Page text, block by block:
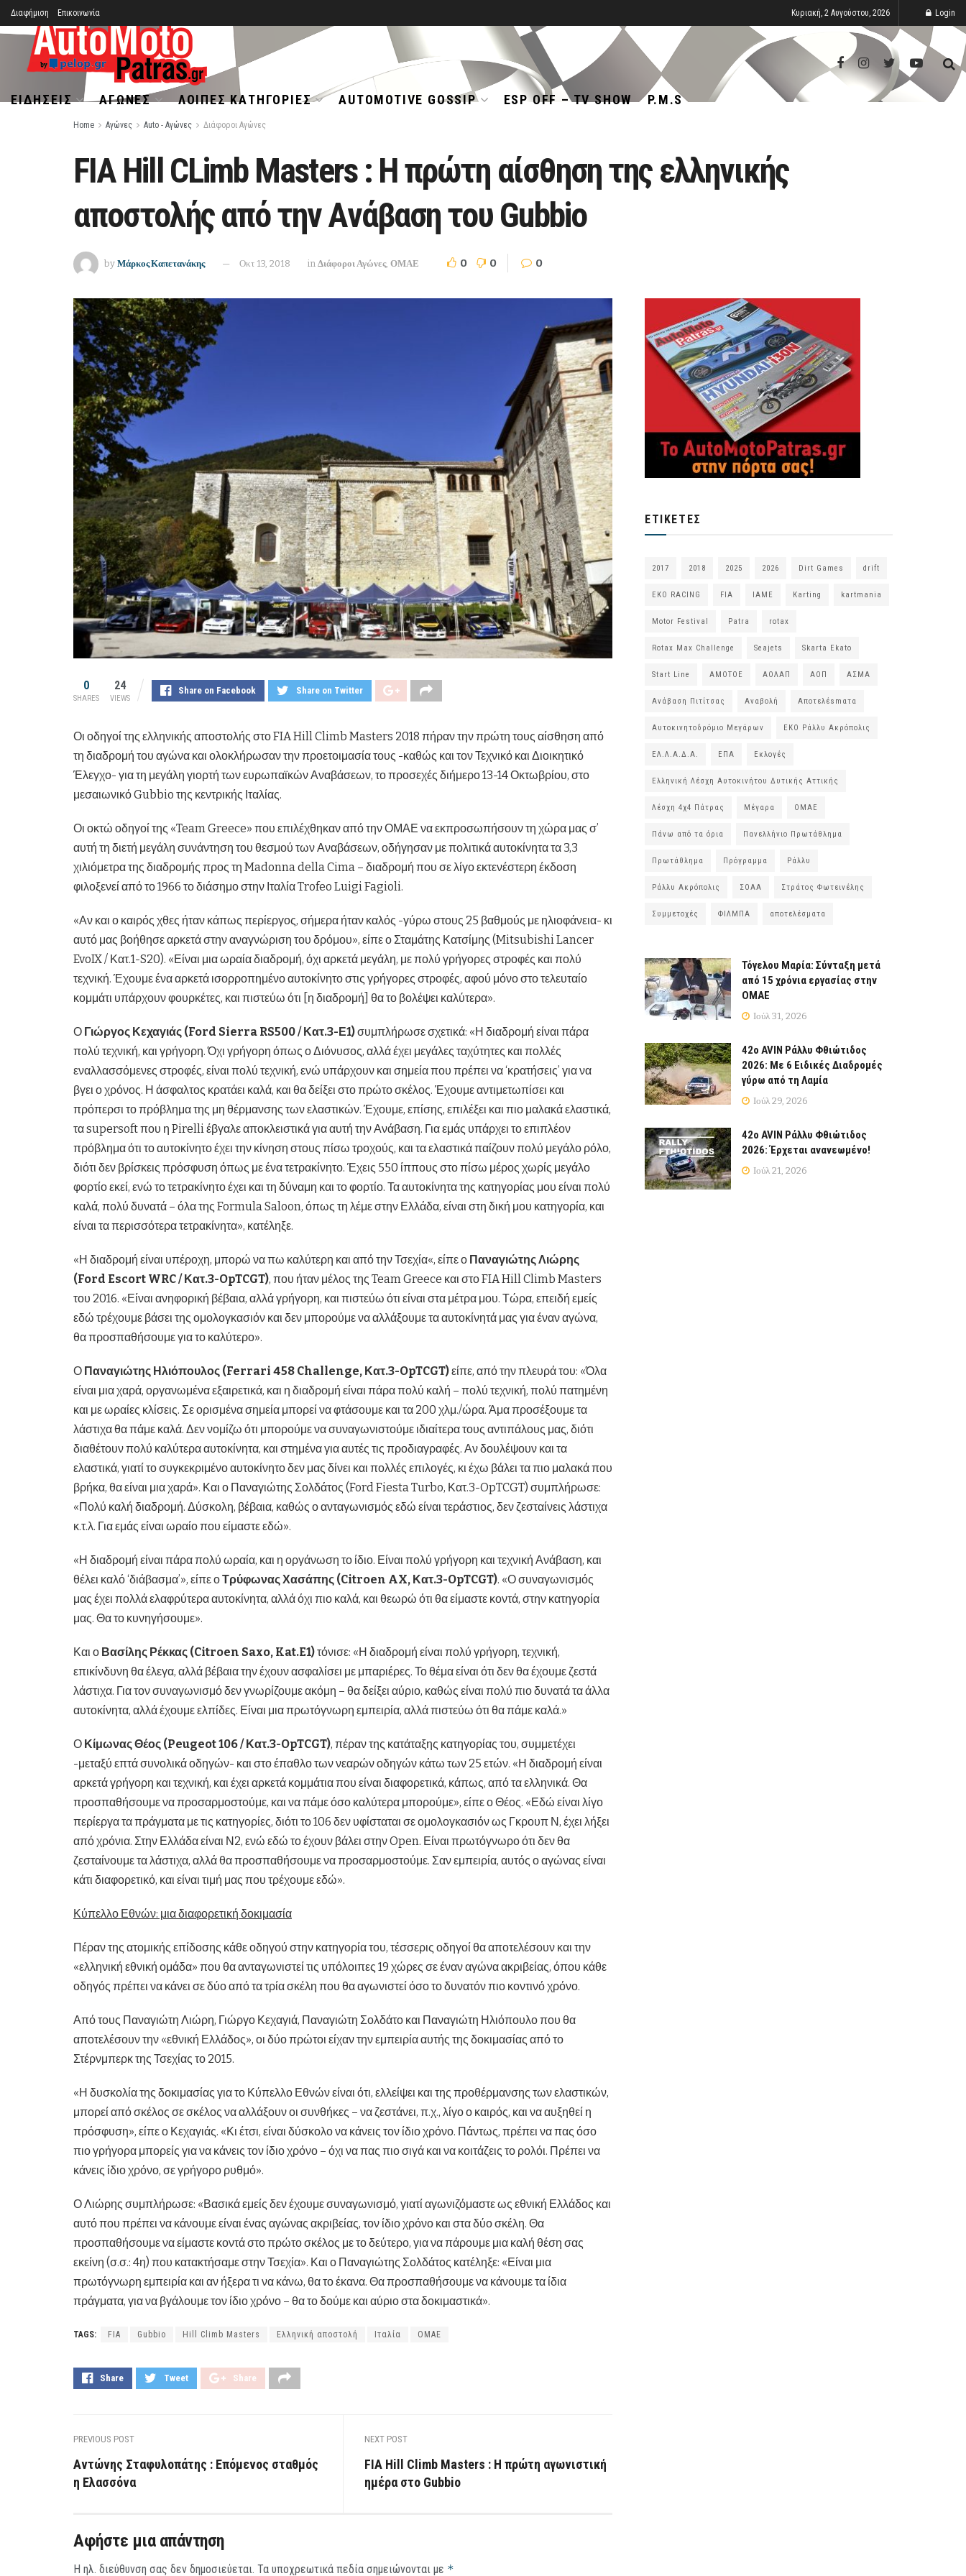
Διαφήμιση Επικοινωνία Κυριακή, 2 Αυγούστου, 2026 Login
ΕΙΔΉΣΕΙΣ ΑΓΏΝΕΣ ΛΟΙΠΈΣ ΚΑΤΗΓΟΡΊΕΣ AUTOMOTIVE GOSSIP ESP OFF – TV SHOW P.M.S
Home Αγώνες Auto - Αγώνες Διάφοροι Αγώνες
FIA Hill CLimb Masters : Η πρώτη αίσθηση της ελληνικής
αποστολής από την Ανάβαση του Gubbio
by Μάρκος Καπετανάκης Οκτ 13, 2018 in Διάφοροι Αγώνες, ΟΜΑΕ 0 0 0
0
SHARES
24
VIEWS
Share on Facebook Share on Twitter
Οι οδηγοί της ελληνικής αποστολής στο FIA Hill Climb Masters 2018 πήραν την πρώτη τους αίσθηση από
τη διαδρομή του αγώνα και ολοκλήρωσαν την προετοιμασία τους -καθώς και τον Τεχνικό και Διοικητικό
Έλεγχο- για τη μεγάλη γιορτή των ευρωπαϊκών Αναβάσεων, το προσεχές διήμερο 13-14 Οκτωβρίου, στο
μεσαιωνικό Gubbio της κεντρικής Ιταλίας.
Οι οκτώ οδηγοί της «Team Greece» που επιλέχθηκαν από την ΟΜΑΕ να εκπροσωπήσουν τη χώρα μας σ’
αυτή τη διετή μεγάλη συνάντηση του θεσμού των Αναβάσεων, οδήγησαν με πολιτικά αυτοκίνητα τα 3,3
χιλιόμετρα της διαδρομής προς τη Madonna della Cima – διαδρομή που σε λίγο εκτενέστερη έκδοση
φιλοξενεί από το 1966 το διάσημο στην Ιταλία Trofeo Luigi Fagioli.
«Αν και ο καιρός χθες ήταν κάπως περίεργος, σήμερα ήταν καλός -γύρω στους 25 βαθμούς με ηλιοφάνεια- κι
αυτό μας βοήθησε αρκετά στην αναγνώριση του δρόμου», είπε ο Σταμάτης Κατσίμης (Mitsubishi Lancer
EvoIX / Κατ.1-S20). «Είναι μια ωραία διαδρομή, όχι αρκετά μεγάλη, με πολύ γρήγορες στροφές και πολύ
τεχνική. Έχουμε ένα αρκετά ισορροπημένο αυτοκίνητο στις γρήγορες στροφές, αφού μόνο στο τελευταίο
κομμάτι υπάρχουν φουρκέτες, και πιστεύω ότι [η διαδρομή] θα το βολέψει καλύτερα».
Ο Γιώργος Κεχαγιάς (Ford Sierra RS500 / Κατ.3-Ε1)συμπλήρωσε σχετικά: «Η διαδρομή είναι πάρα
πολύ τεχνική, και γρήγορη. Όχι γρήγορη όπως ο Διόνυσος, αλλά έχει μεγάλες ταχύτητες και πολλές
εναλλασσόμενες στροφές, είναι πολύ τεχνική, ενώ υπάρχουν και σημεία που πρέπει να ‘κρατήσεις’ για να
βγει ο χρόνος. Η άσφαλτος κρατάει καλά, και θα δείξει στο πρώτο σκέλος. Έχουμε αντιμετωπίσει και
πρόπερσι το πρόβλημα της μη θέρμανσης των ελαστικών. Έχουμε, επίσης, επιλέξει και πιο μαλακά ελαστικά,
τα supersoft που η Pirelli έβγαλε αποκλειστικά για αυτή την Ανάβαση. Για εμάς υπάρχει το επιπλέον
πρόβλημα ότι το αυτοκίνητο έχει την κίνηση στους πίσω τροχούς, και τα ελαστικά παίζουν πολύ μεγάλο ρόλο,
διότι δεν βρίσκεις πρόσφυση όπως με ένα τετρακίνητο. Έχεις 550 ίππους στο πίσω μέρος χωρίς μεγάλο
φορτίο εκεί, ενώ το τετρακίνητο έχει και τη δύναμη και το φορτίο. Τα αυτοκίνητα της κατηγορίας μου είναι πολύ
καλά, πολύ δυνατά – όλα της Formula Saloon, όπως τη λέμε στην Ελλάδα, είναι στη δική μου κατηγορία, και
είναι τα περισσότερα τετρακίνητα», κατέληξε.
«Η διαδρομή είναι υπέροχη, μπορώ να πω καλύτερη και από την Τσεχία«, είπε ο Παναγιώτης Λιώρης
(Ford Escort WRC / Κατ.3-OpTCGT), που ήταν μέλος της Team Greece και στο FIA Hill Climb Masters
του 2016. «Είναι ανηφορική βέβαια, αλλά γρήγορη, και πιστεύω ότι είναι στα μέτρα μου. Τώρα, επειδή εμείς
εδώ τρέχουμε βάσει της ομολογκασιόν και δεν μπορούμε να αλλάξουμε τα αυτοκίνητά μας για έναν αγώνα,
θα προσπαθήσουμε για το καλύτερο».
Ο Παναγιώτης Ηλιόπουλος (Ferrari 458 Challenge, Κατ.3-OpTCGT)είπε, από την πλευρά του: «Όλα
είναι μια χαρά, οργανωμένα εξαιρετικά, και η διαδρομή είναι πάρα πολύ καλή – πολύ τεχνική, πολύ πατημένη
και με ωραίες κλίσεις. Σε ορισμένα σημεία μπορεί να φτάσουμε και τα 200 χλμ./ώρα. Άμα προσέξουμε τα
λάστιχα θα πάμε καλά. Δεν νομίζω ότι μπορούμε να συναγωνιστούμε ιδιαίτερα τους αντιπάλους μας, διότι
διαθέτουν πολύ καλύτερα αυτοκίνητα, και στημένα για αυτές τις προδιαγραφές. Αν δουλέψουν και τα
ελαστικά, γιατί το συγκεκριμένο αυτοκίνητο δεν μας δίνει και πολλές επιλογές, κι έχω βάλει τα πιο μαλακά που
βρήκα, θα είναι μια χαρά». Και ο Παναγιώτης Σολδάτος (Ford Fiesta Turbo, Κατ.3-OpTCGT) συμπλήρωσε:
«Πολύ καλή διαδρομή. Δύσκολη, βέβαια, καθώς ο ανταγωνισμός εδώ είναι τεράστιος, δεν ζεσταίνεις λάστιχα
κ.τ.λ. Για εμάς είναι ωραίο που είμαστε εδώ».
«Η διαδρομή είναι πάρα πολύ ωραία, και η οργάνωση το ίδιο. Είναι πολύ γρήγορη και τεχνική Ανάβαση, και
θέλει καλό ‘διάβασμα’», είπε οΤρύφωνας Χασάπης (Citroen AX, Κατ.3-OpTCGT). «Ο συναγωνισμός
μας έχει πολλά ελαφρύτερα αυτοκίνητα, αλλά όχι πιο καλά, και θεωρώ ότι θα είμαστε κοντά, στην κατηγορία
μας. Θα το κυνηγήσουμε».
Και ο Βασίλης Ρέκκας (Citroen Saxo, Kat.E1)τόνισε: «Η διαδρομή είναι πολύ γρήγορη, τεχνική,
επικίνδυνη θα έλεγα, αλλά βέβαια την έχουν ασφαλίσει με μπαριέρες. Το θέμα είναι ότι δεν θα έχουμε ζεστά
λάστιχα. Για τον συναγωνισμό δεν γνωρίζουμε ακόμη – θα δείξει αύριο, καθώς είναι πολύ πιο δυνατά τα άλλα
αυτοκίνητα, αλλά έχουμε ελπίδες. Είναι μια πρωτόγνωρη εμπειρία, αλλά πιστεύω ότι θα πάμε καλά.»
Ο Κίμωνας Θέος (Peugeot 106 / Κατ.3-OpTCGT), πέραν της κατάταξης κατηγορίας του, συμμετέχει
-μεταξύ επτά συνολικά οδηγών- και στο έπαθλο των νεαρών οδηγών κάτω των 25 ετών. «Η διαδρομή είναι
αρκετά γρήγορη και τεχνική, και έχει αρκετά κομμάτια που είναι διαφορετικά, κάπως, από τα ελληνικά. Θα
προσπαθήσουμε να προσαρμοστούμε, και να πάμε όσο καλύτερα μπορούμε», είπε ο Θέος. «Εδώ είναι λίγο
περίεργα τα πράγματα με τις κατηγορίες, διότι το 106 δεν υφίσταται σε ομολογκασιόν ως Γκρουπ Ν, έχει λήξει
από χρόνια. Στην Ελλάδα είναι Ν2, ενώ εδώ το έχουν βάλει στην Open. Είναι πρωτόγνωρο ότι δεν θα
ζεσταίνουμε τα λάστιχα, αλλά θα προσπαθήσουμε να προσαρμοστούμε. Σαν εμπειρία, αυτός ο αγώνας είναι
κάτι διαφορετικό, και είναι τιμή μας που τρέχουμε εδώ».
Κύπελλο Εθνών: μια διαφορετική δοκιμασία
Πέραν της ατομικής επίδοσης κάθε οδηγού στην κατηγορία του, τέσσερις οδηγοί θα αποτελέσουν και την
«ελληνική εθνική ομάδα» που θα ανταγωνιστεί τις υπόλοιπες 19 χώρες σε έναν αγώνα ακριβείας, όπου κάθε
οδηγός πρέπει να κάνει σε δύο από τα τρία σκέλη που θα αγωνιστεί όσο το δυνατόν πιο κοντινό χρόνο.
Από τους Παναγιώτη Λιώρη, Γιώργο Κεχαγιά, Παναγιώτη Σολδάτο και Παναγιώτη Ηλιόπουλο που θα
αποτελέσουν την «εθνική Ελλάδος», οι δύο πρώτοι είχαν την εμπειρία αυτής της δοκιμασίας από το
Στέρνμπερκ της Τσεχίας το 2015.
«Η δυσκολία της δοκιμασίας για το Κύπελλο Εθνών είναι ότι, ελλείψει και της προθέρμανσης των ελαστικών,
μπορεί από σκέλος σε σκέλος να αλλάξουν οι συνθήκες – να ζεστάνει, π.χ., λίγο ο καιρός, και να αυξηθεί η
πρόσφυση», είπε ο Κεχαγιάς. «Κι έτσι, είναι δύσκολο να κάνεις τον ίδιο χρόνο. Πάντως, πρέπει να πας όσο
πιο γρήγορα μπορείς για να κάνεις τον ίδιο χρόνο – όχι να πας πιο σιγά και να κοιτάζεις το ρολόι. Πρέπει να
κάνεις ίδιο χρόνο, σε γρήγορο ρυθμό».
Ο Λιώρης συμπλήρωσε: «Βασικά εμείς δεν έχουμε συναγωνισμό, γιατί αγωνιζόμαστε ως εθνική Ελλάδος και
αυτό που πρέπει να κάνουμε είναι ένας αγώνας ακριβείας, τον ίδιο χρόνο και στα δύο σκέλη. Θα
προσπαθήσουμε να είμαστε κοντά στο πρώτο σκέλος με το δεύτερο, για να πάρουμε μια καλή θέση σας
εκείνη (σ.σ.: 4η) που κατακτήσαμε στην Τσεχία». Και ο Παναγιώτης Σολδάτος κατέληξε: «Είναι μια
πρωτόγνωρη εμπειρία και αν ήξερα τι να κάνω, θα το έκανα. Θα προσπαθήσουμε να κάνουμε τα ίδια
πράγματα, για να βγάλουμε τον ίδιο χρόνο – θα το δούμε και αύριο στα δοκιμαστικά».
TAGS: FIA Gubbio Hill Climb Masters Ελληνική αποστολή Ιταλία ΟΜΑΕ
Share Tweet Share
PREVIOUS POST
Αντώνης Σταφυλοπάτης : Επόμενος σταθμός
η Ελασσόνα
NEXT POST
FIA Hill Climb Masters : Η πρώτη αγωνιστική
ημέρα στο Gubbio
Αφήστε μια απάντηση
Η ηλ. διεύθυνση σας δεν δημοσιεύεται. Τα υποχρεωτικά πεδία σημειώνονται με *
ΕΤΙΚΈΤΕΣ
2017 2018 2025 2026 Dirt Games drift
EKO RACING FIA IAME Karting kartmania
Motor Festival Patra rotax
Rotax Max Challenge Seajets Skarta Ekato
Start Line ΑΜΟΤΟΕ ΑΟΛΑΠ ΑΟΠ ΑΣΜΑ
Ανάβαση Πιτίτσας Αναβολή Αποτελέsmατα
Αυτοκινητοδρόμιο Μεγάρων ΕΚΟ Ράλλυ Ακρόπολις
ΕΛ.Λ.Α.Δ.Α. ΕΠΑ Εκλογές
Ελληνική Λέσχη Αυτοκινήτου Δυτικής Αττικής
Λέσχη 4χ4 Πάτρας Μέγαρα ΟΜΑΕ
Πάνω από τα όρια Πανελλήνιο Πρωτάθλημα
Πρωτάθλημα Πρόγραμμα Ράλλυ
Ράλλυ Ακρόπολις ΣΟΑΑ Στράτος Φωτεινέλης
Συμμετοχές ΦΙΛΜΠΑ αποτελέσματα
Τόγελου Μαρία: Σύνταξη μετά
από 15 χρόνια εργασίας στην
ΟΜΑΕ
Ιούλ 31, 2026
42ο AVIN Ράλλυ Φθιώτιδος
2026: Με 6 Ειδικές Διαδρομές
γύρω από τη Λαμία
Ιούλ 29, 2026
42ο AVIN Ράλλυ Φθιώτιδος
2026: Έρχεται ανανεωμένο!
Ιούλ 21, 2026